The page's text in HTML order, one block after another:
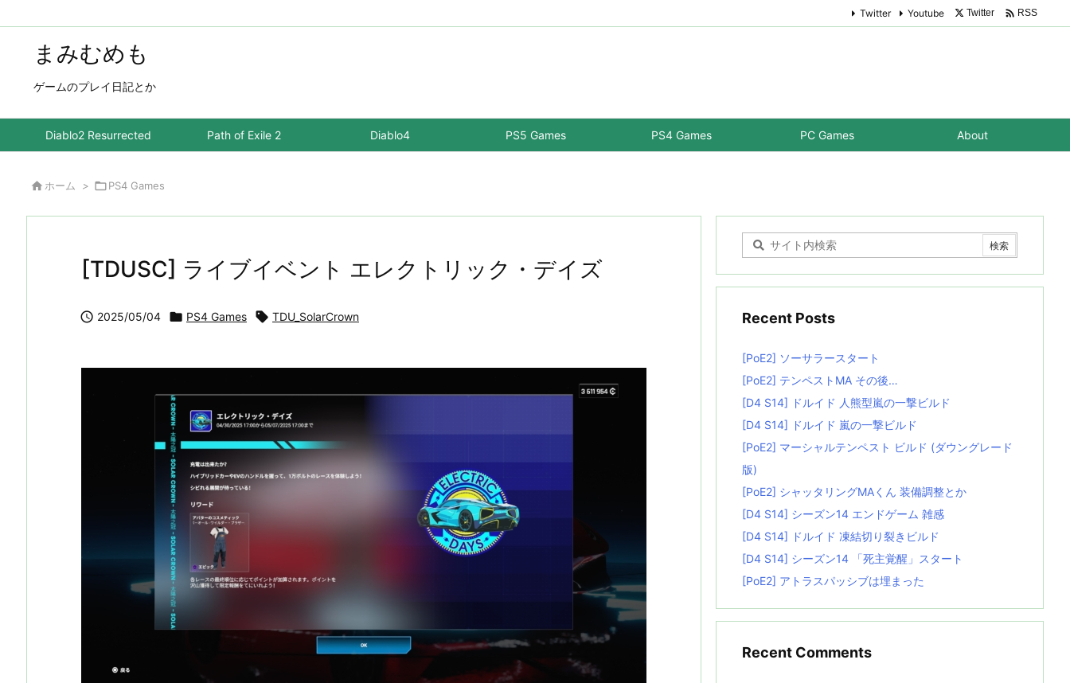
まみむめも
ゲームのプレイ日記とか
Diablo2 Resurrected Path of Exile 2 Diablo4 PS5 Games PS4 Games PC Games About
Twitter Youtube Twitter  RSS
 ホーム > PS4 Games
[TDUSC] ライブイベント エレクトリック・デイズ
 2025/05/04  PS4 Games  TDU_SolarCrown Recent Posts
[PoE2] ソーサラースタート
[PoE2] テンペストMA その後…
[D4 S14] ドルイド 人熊型嵐の一撃ビルド
[D4 S14] ドルイド 嵐の一撃ビルド
[PoE2] マーシャルテンペスト ビルド (ダウングレード
版)
[PoE2] シャッタリングMAくん 装備調整とか
[D4 S14] シーズン14 エンドゲーム 雑感
[D4 S14] ドルイド 凍結切り裂きビルド
[D4 S14] シーズン14 「死主覚醒」スタート
[PoE2] アトラスパッシブは埋まった
Recent Comments